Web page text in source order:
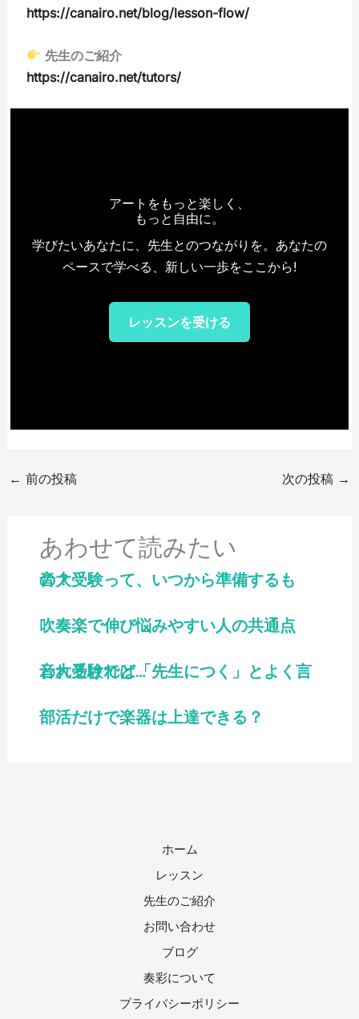
https://canairo.net/blog/lesson-flow/
先生のご紹介
https://canairo.net/tutors/
アートをもっと楽しく、
もっと自由に。
学びたいあなたに、先生とのつながりを。あなたの
ペースで学べる、新しい一歩をここから!
レッスンを受ける
← 前の投稿 次の投稿 →
あわせて読みたい
音大受験って、いつから準備するもの？
吹奏楽で伸び悩みやすい人の共通点
音大受験では「先生につく」とよく言われるけれど…
部活だけで楽器は上達できる？
ホーム
レッスン
先生のご紹介
お問い合わせ
ブログ
奏彩について
プライバシーポリシー